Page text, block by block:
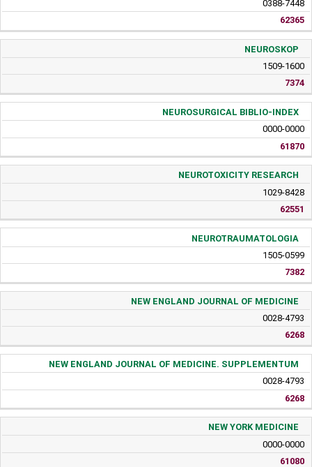
0388-7448
62365
NEUROSKOP
1509-1600
7374
NEUROSURGICAL BIBLIO-INDEX
0000-0000
61870
NEUROTOXICITY RESEARCH
1029-8428
62551
NEUROTRAUMATOLOGIA
1505-0599
7382
NEW ENGLAND JOURNAL OF MEDICINE
0028-4793
6268
NEW ENGLAND JOURNAL OF MEDICINE. SUPPLEMENTUM
0028-4793
6268
NEW YORK MEDICINE
0000-0000
61080